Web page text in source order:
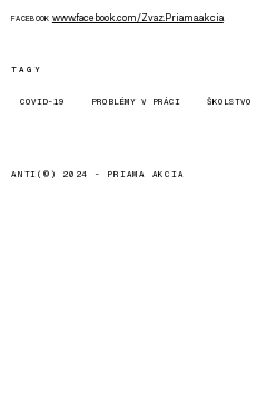
FACEBOOK www.facebook.com/Zvaz.Priama.akcia
TAGY
COVID-19 PROBLÉMY V PRÁCI ŠKOLSTVO
ANTI(©) 2024 - PRIAMA AKCIA